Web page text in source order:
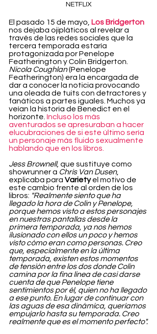
NETFLIX
El pasado 15 de mayo, Los Bridgerton
nos dejaba ojipláticos al revelar a
través de las redes sociales que la
tercera temporada estaría
protagonizada por Penelope
Featherington y Colin Bridgerton.
Nicola Coughlan (Penelope
Featherington) era la encargada de
dar a conocer la noticia provocando
una oleada de tuits con detractores y
fanáticos a partes iguales. Muchos ya
veían la historia de Benedict en el
horizonte. Incluso los más
aventurados se apresuraban a hacer
elucubraciones de si este último sería
un personaje más fluido sexualmente
hablando que en los libros.
Jess Brownell, que sustituye como
showrunner a Chris Van Dusen,
explicaba para Variety el motivo de
este cambio frente al orden de los
libros: "Realmente siento que ha
llegado la hora de Colin y Penelope,
porque hemos visto a estos personajes
en nuestras pantallas desde la
primera temporada, ya nos hemos
ilusionado con ellos un poco y hemos
visto cómo eran como personas. Creo
que, especialmente en la última
temporada, existen estos momentos
de tensión entre los dos donde Colin
camina por la fina línea de casi darse
cuenta de que Penelope tiene
sentimientos por él, quien no ha llegado
a ese punto. En lugar de continuar con
las aguas de esa dinámica, queríamos
empujarlo hasta su temporada. Creo
realmente que es el momento perfecto".